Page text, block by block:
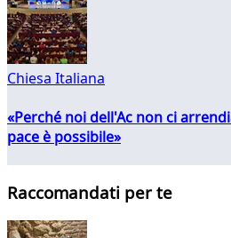
Chiesa Italiana
«Perché noi dell'Ac non ci
pace è possibile»
Raccomandati per te